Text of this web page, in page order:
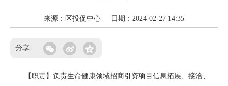
来源：区投促中心 日期：2024-02-27 14:35
分享:
【职责】负责生命健康领域招商引资项目信息拓展、接洽、